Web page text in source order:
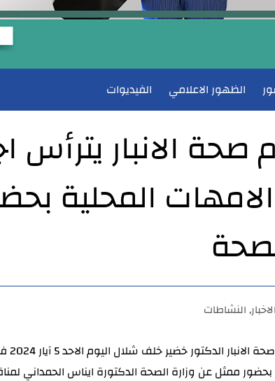
الظهور الاعلامي الفيديوات
صحة الانبار يترأس
المحلية
الاخبار,النشاطات